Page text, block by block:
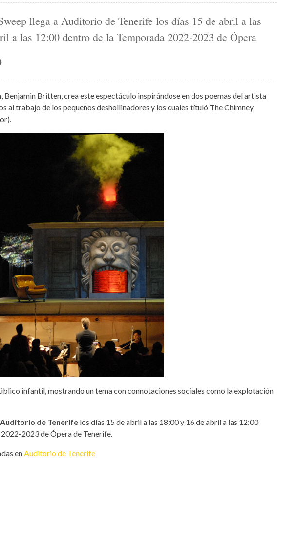
llega a Auditorio de Tenerife los días 15 de abril a las
a las 12:00 dentro de la Temporada 2022-2023 de Ópera
Benjamin Britten, crea este espectáculo inspirándose en dos poemas del artista
al trabajo de los pequeños deshollinadores y los cuales títuló The Chimney
infantil, mostrando un tema con connotaciones sociales como la explotación
Auditorio de Tenerife los días 15 de abril a las 18:00 y 16 de abril a las 12:00
2023 de Ópera de Tenerife.
enAuditorio de Tenerife